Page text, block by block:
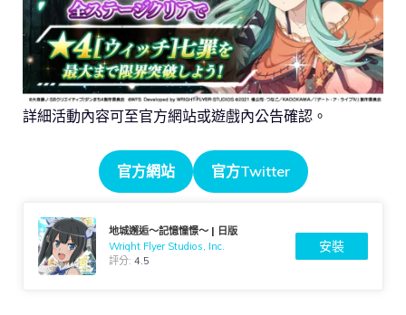
詳細活動內容可至官方網站或遊戲內公告確認。
官方網站 官方Twitter
地城邂逅〜記憶憧憬〜 | 日版
Wright Flyer Studios, Inc.
評分:4.5
安裝